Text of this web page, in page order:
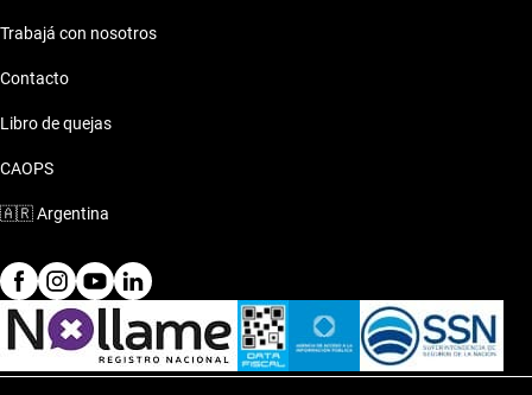
Trabajá con nosotros
Contacto
Libro de quejas
CAOPS
🇦🇷Argentina